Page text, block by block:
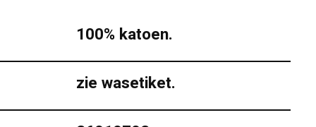
100% katoen.
zie wasetiket.